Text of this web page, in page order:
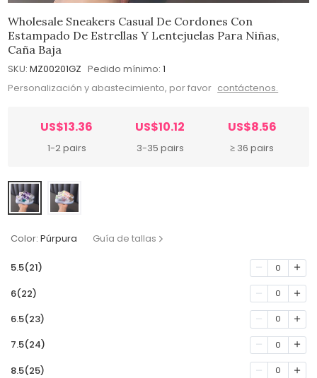
Wholesale Sneakers Casual De Cordones Con
Estampado De Estrellas Y Lentejuelas Para Niñas,
Caña Baja
SKU: MZ00201GZ Pedido mínimo: 1
Personalización y abastecimiento, por favor contáctenos.
US$13.36
1-2 pairs
US$10.12
3-35 pairs
US$8.56
≥ 36 pairs
Color: Púrpura Guía de tallas
5.5(21) 0
6(22) 0
6.5(23) 0
7.5(24) 0
8.5(25) 0